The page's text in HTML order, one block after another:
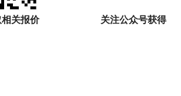
关报价
关注公众号获得